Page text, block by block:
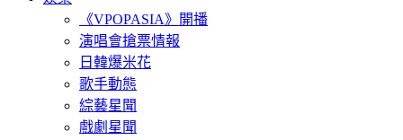
《VPOPASIA》開播
演唱會搶票情報
日韓爆米花
歌手動態
綜藝星聞
戲劇星聞